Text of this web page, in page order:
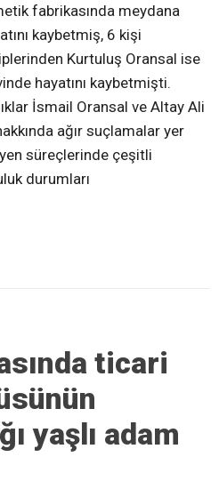
fabrikasında meydana
kaybetmiş, 6 kişi
Kurtuluş Oransal ise
hayatını kaybetmişti.
İsmail Oransal ve Altay Ali
ağır suçlamalar yer
süreçlerinde çeşitli
durumları
ticari
yaşlı adam